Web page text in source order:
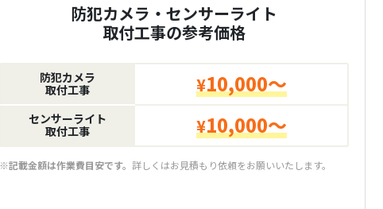
防犯カメラ・センサーライト
取付工事の参考価格
防犯カメラ
取付工事
¥10,000～
センサーライト
取付工事
¥10,000～
※記載金額は作業費目安です。 詳しくはお見積もり依頼をお願いいたします。